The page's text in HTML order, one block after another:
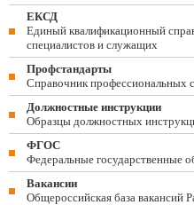
ЕКСД
Единый квалификационный
специалистов и служащих
Профстандарты
Справочник профессиональных
Должностные инструкции
Образцы должностных
ФГОС
Федеральные государственные
Вакансии
Общероссийская база вакансий